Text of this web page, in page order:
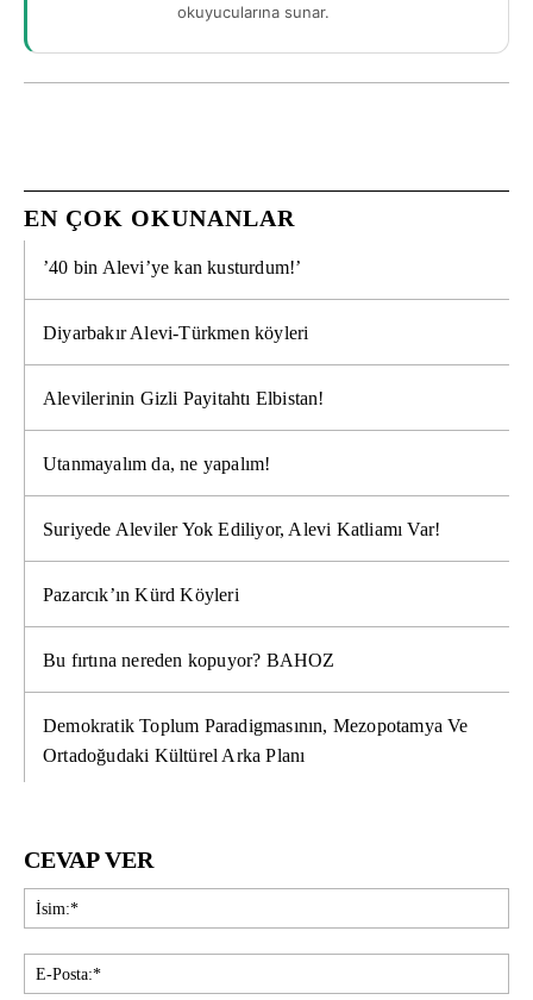
okuyucularına sunar.
EN ÇOK OKUNANLAR
’40 bin Alevi’ye kan kusturdum!’
Diyarbakır Alevi-Türkmen köyleri
Alevilerinin Gizli Payitahtı Elbistan!
Utanmayalım da, ne yapalım!
Suriyede Aleviler Yok Ediliyor, Alevi Katliamı Var!
Pazarcık’ın Kürd Köyleri
Bu fırtına nereden kopuyor? BAHOZ
Demokratik Toplum Paradigmasının, Mezopotamya Ve
Ortadoğudaki Kültürel Arka Planı
CEVAP VER